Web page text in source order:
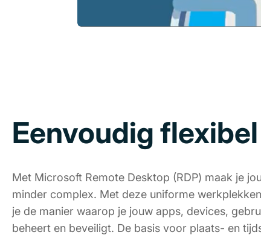
Eenvoudig
Met Microsoft Remote Desktop (RDP) maak je
minder complex. Met deze uniforme
je de manier waarop je jouw apps, devices,
beheert en beveiligt. De basis voor plaats- en